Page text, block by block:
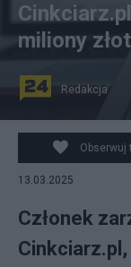
miliony
Redakcja
Obserwuj
13.03.2025
Członek